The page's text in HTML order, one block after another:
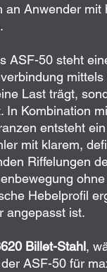
an Anwender
ASF-50 steht
mittels
Last trägt,
In Kombination
entsteht
mit klarem,
Riffelungen
Hebelprofil
angepasst ist.
Billet-Stahl,
ASF-50 für